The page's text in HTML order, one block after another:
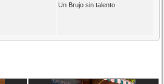
Un Brujo sin talento